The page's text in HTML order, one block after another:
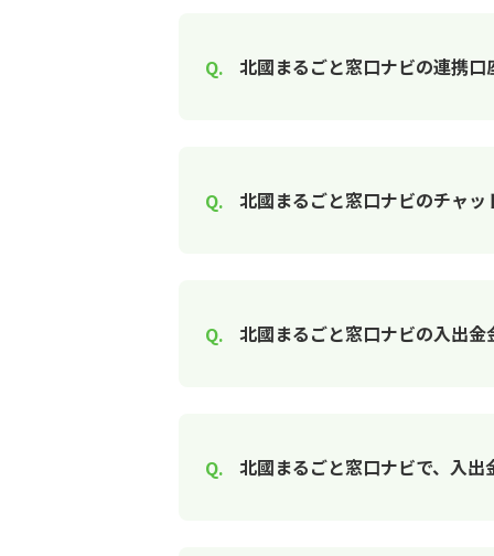
北國まるごと窓口ナビの連携
北國まるごと窓口ナビのチャ
北國まるごと窓口ナビの入出
北國まるごと窓口ナビで、入